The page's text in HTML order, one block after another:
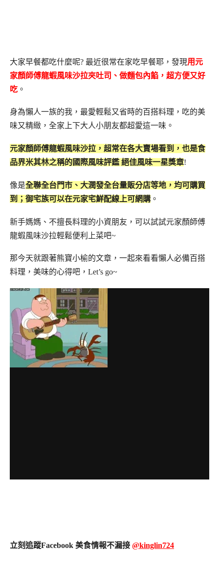
大家早餐都吃什麼呢? 最近很常在家吃早餐耶，發現用元
家顏師傅龍蝦風味沙拉夾吐司、做麵包內餡，超方便又好
吃 。
身為懶人一族的我，最愛輕鬆又省時的百搭料理，吃的美
味又精緻，全家上下大人小朋友都超愛這一味。
元家顏師傅龍蝦風味沙拉，超常在各大賣場看到， 也是食
品界米其林之稱的國際風味評鑑 絕佳風味一星獎章!
像是全聯全台門市、大潤發全台量販分店等地，均可購買
到；御宅族可以在元家宅鮮配線上可網購 。
新手媽媽、不擅長料理的小資朋友，可以試試元家顏師傅
龍蝦風味沙拉輕鬆便利上菜吧~
那今天就跟著熊寶小榆的文章，一起來看看懶人必備百搭
料理，美味的心得吧，Let’s go~
立刻追蹤Facebook 美食情報不漏接 @kinglin724